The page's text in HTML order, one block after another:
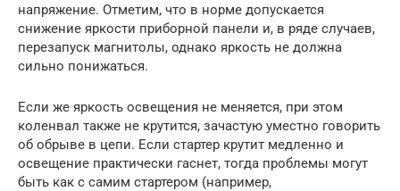
напряжение. Отметим, что в норме допускается
снижение яркости приборной панели и, в ряде случаев,
перезапуск магнитолы, однако яркость не должна
сильно понижаться.
Если же яркость освещения не меняется, при этом
коленвал также не крутится, зачастую уместно говорить
об обрыве в цепи. Если стартер крутит медленно и
освещение практически гаснет, тогда проблемы могут
быть как с самим стартером (например,